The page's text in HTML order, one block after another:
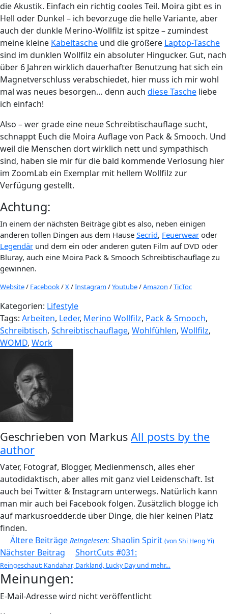
die Akustik. Einfach ein richtig cooles Teil. Moira gibt es in
Hell oder Dunkel – ich bevorzuge die helle Variante, aber
auch der dunkle Merino-Wollfilz ist spitze – zumindest
meine kleine Kabeltasche und die größere Laptop-Tasche
sind im dunklen Wollfilz ein absoluter Hingucker. Gut, nach
über 6 Jahren wirklich dauerhafter Benutzung hat sich ein
Magnetverschluss verabschiedet, hier muss ich mir wohl
mal was neues besorgen… denn auch diese Tasche liebe
ich einfach!
Also – wer grade eine neue Schreibtischauflage sucht,
schnappt Euch die Moira Auflage von Pack & Smooch. Und
weil die Menschen dort wirklich nett und sympathisch
sind, haben sie mir für die bald kommende Verlosung hier
im ZoomLab ein Exemplar mit hellem Wollfilz zur
Verfügung gestellt.
Achtung:
In einem der nächsten Beiträge gibt es also, neben einigen
anderen tollen Dingen aus dem Hause Secrid, Feuerwear oder
Legendär und dem ein oder anderen guten Film auf DVD oder
Bluray, auch eine Moira Pack & Smooch Schreibtischauflage zu
gewinnen.
Website/ Facebook/X/Instagram/Youtube/Amazon /TicToc
Kategorien: Lifestyle
Tags: Arbeiten, Leder, Merino Wollfilz, Pack & Smooch,
Schreibtisch, Schreibtischauflage, Wohlfühlen, Wollfilz,
WOMD, Work
Geschrieben von Markus All posts by the
author
Vater, Fotograf, Blogger, Medienmensch, alles eher
autodidaktisch, aber alles mit ganz viel Leidenschaft. Ist
auch bei Twitter & Instagram unterwegs. Natürlich kann
man mir auch bei Facebook folgen. Zusätzlich blogge ich
auf markusroedder.de über Dinge, die hier keinen Platz
finden.
Beitragsnavigation
Ältere Beiträge Reingelesen: Shaolin Spirit (von Shi Heng Yi)
Nächster Beitrag ShortCuts #031:
Reingeschaut: Kandahar, Darkland, Lucky Day und mehr…
Meinungen:
E-Mail-Adresse wird nicht veröffentlicht